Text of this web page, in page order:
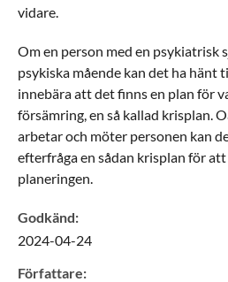
vidare.
Om en person med en psykiatrisk
psykiska mående kan det ha hänt
innebära att det finns en plan för
försämring, en så kallad krisplan.
arbetar och möter personen kan
efterfråga en sådan krisplan för
planeringen.
Godkänd:
2024-04-24
Författare: